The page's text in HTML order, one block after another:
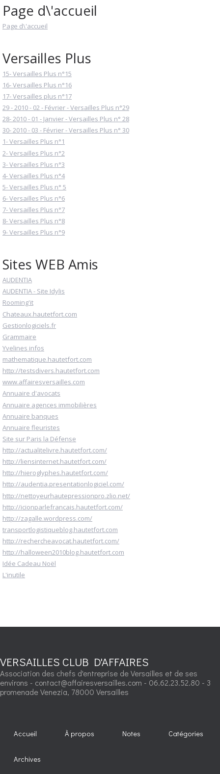
Page d\'accueil
Page d\'accueil
Versailles Plus
15- Versailles Plus n°15
16- Versailles Plus n°16
17- Versailles plus n°17
29 - 2010 - 02 - Février - Versailles Plus n°29
28- 2010 - 01 - Janvier - Versailles Plus n° 28
30- 2010 - 03 - Février - Versailles Plus n° 30
1- Versailles Plus n°1
2- Versailles Plus n°2
3- Versailles Plus n°3
4- Versailles Plus n°4
5- Versailles Plus n° 5
6- Versailles Plus n°6
7- Versailles Plus n°7
8- Versailles Plus n°8
9- Versailles Plus n°9
Sites WEB Amis
AUDENTIA
AUDENTIA - Site Idylis
Rooming'it
Chateaux.hautetfort.com
Gestionlogiciels.fr
Grammaire
Yvelines infos
mathematique.hautetfort.com
http://testsdivers.hautetfort.com
www.affairesversailles.com
Annuaire d'avocats
Annuaire agences immobilières
Annuaire banques
Annuaire fleuristes
Site sur Paris la Défense
http://actualitelivre.hautetfort.com/
http://liensinternet.hautetfort.com/
http://hieroglyphes.hautetfort.com/
http://audentia.presentationlogiciel.com/
http://nettoyeurhautepressionpro.zlio.net/
http://icionparlefrancais.hautetfort.com/
http://zagalle.wordpress.com/
transportlogistiqueblog.hautetfort.com
http://rechercheavocat.hautetfort.com/
http://halloween2010blog.hautetfort.com
Idée Cadeau Noël
L'inutile
VERSAILLES CLUB D'AFFAIRES
Association des chefs d'entreprise de Versailles et de ses
environs - contact@affairesversailles.com - 06.62.23.52.80 - 3
promenade Venezia, 78000 Versailles
Accueil À propos Notes Catégories
Archives